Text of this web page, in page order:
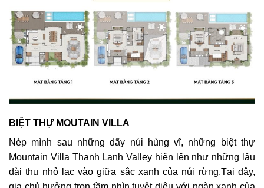
BIỆT THỰ MOUTAIN VILLA
Nép mình sau những dãy núi hùng vĩ, những biệt thự
Mountain Villa Thanh Lanh Valley hiện lên như những lâu
đài thu nhỏ lạc vào giữa sắc xanh của núi rừng.Tại đây,